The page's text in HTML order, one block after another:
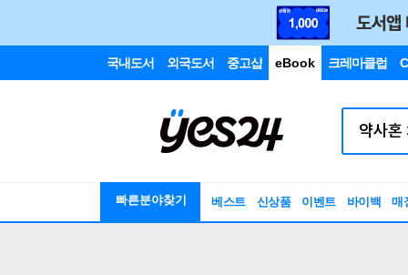
국내도서 외국도서 중고샵 eBook 크레마클럽
빠른분야찾기 베스트 신상품 이벤트 바이백 매